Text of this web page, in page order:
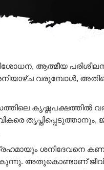
ആത്മീയ
വരുമ്പോൾ,
തൃപ്തിപ്പെടുത്താനും,
ശനിദേവനെ
അതുകൊണ്ടാണ്